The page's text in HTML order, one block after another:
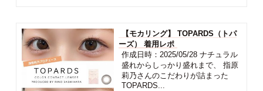
【モカリング】 TOPARDS（トパ
ーズ） 着用レポ
作成日時：2025/05/28 ナチュラル
盛れからしっかり盛れまで、 指原
莉乃さんのこだわりが詰まった
TOPARDS...